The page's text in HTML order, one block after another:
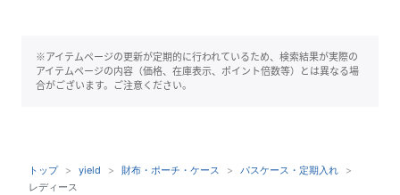
※アイテムページの更新が定期的に行われているため、検索結果が実際の
アイテムページの内容（価格、在庫表示、ポイント倍数等）とは異なる場
合がございます。ご注意ください。
トップ yield 財布・ポーチ・ケース
パスケース・定期入れ
レディース